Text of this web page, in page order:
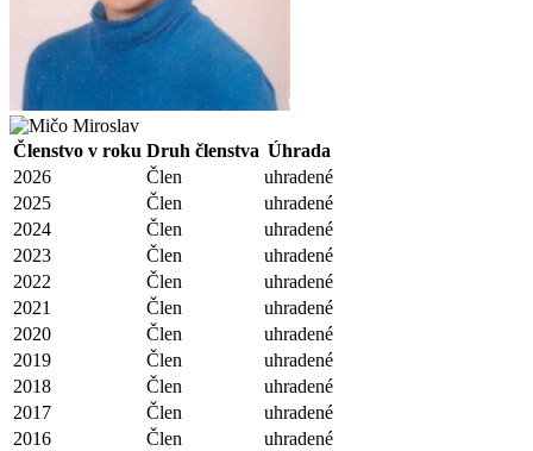
Členstvo v roku Druh členstva Úhrada
2026
Člen
uhradené
2025
Člen
uhradené
2024
Člen
uhradené
2023
Člen
uhradené
2022
Člen
uhradené
2021
Člen
uhradené
2020
Člen
uhradené
2019
Člen
uhradené
2018
Člen
uhradené
2017
Člen
uhradené
2016
Člen
uhradené